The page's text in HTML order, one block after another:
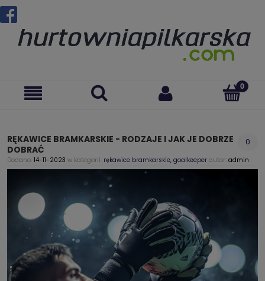
RĘKAWICE BRAMKARSKIE - RODZAJE I JAK JE DOBRZE
DOBRAĆ
0
Dodano: 14-11-2023 w kategorii: rękawice bramkarskie, goalkeeper autor: admin